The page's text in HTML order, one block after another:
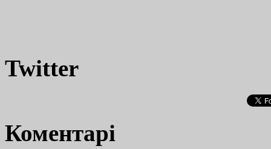
Twitter
Коментарі